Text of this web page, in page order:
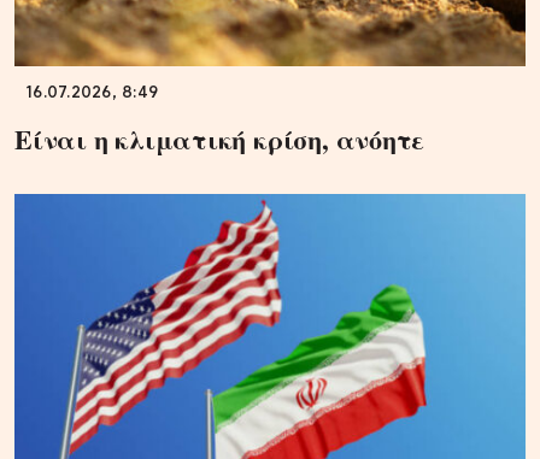
16.07.2026, 8:49
Είναι η κλιματική κρίση, ανόητε